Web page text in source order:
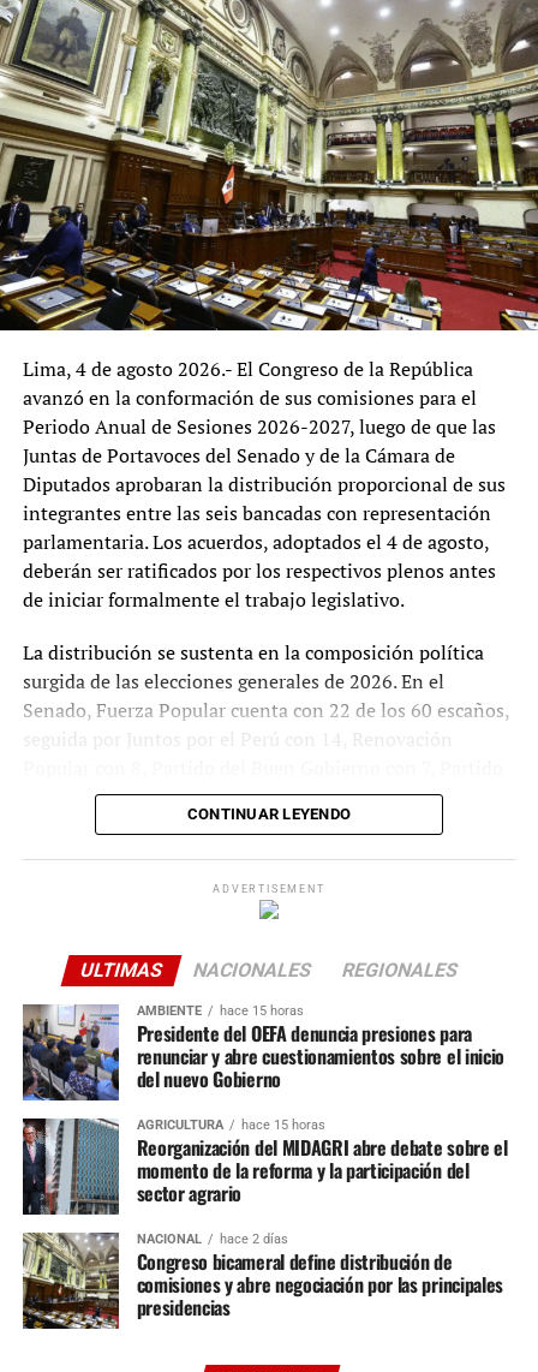
Diversos especialistas señalan que la participación de
productores de la agricultura familiar, agricultores,
organizaciones agrarias, juntas de usuarios de riego,
cooperativas, agroexportadores, trabajadores agrarios,
comerciantes y empresas de la cadena agroalimentaria
podría enriquecer el diagnóstico, al incorporar la
experiencia de quienes interactúan de manera
permanente con los servicios que brinda el ministerio.
La reorganización del MIDAGRI representa una
adecuarla a los desafíos del desarrollo agrario. El
principal reto será que las reformas logren combinar
eficiencia administrativa, alineamiento con las políticas
nacionales y una amplia participación de los actores del
sector, con el propósito de consolidar una institución
orientada a responder de manera más efectiva a las
necesidades del agro peruano.
Lima, 4 de agosto 2026.- El Congreso de la República
avanzó en la conformación de sus comisiones para el
Periodo Anual de Sesiones 2026-2027, luego de que las
Juntas de Portavoces del Senado y de la Cámara de
Diputados aprobaran la distribución proporcional de sus
integrantes entre las seis bancadas con representación
parlamentaria. Los acuerdos, adoptados el 4 de agosto,
deberán ser ratificados por los respectivos plenos antes
de iniciar formalmente el trabajo legislativo.
La distribución se sustenta en la composición política
surgida de las elecciones generales de 2026. En el
Senado, Fuerza Popular cuenta con 22 de los 60 escaños,
seguida por Juntos por el Perú con 14, Renovación
Cívico Obras con 5 y Ahora Nación con 4. En la Cámara
de Diputados, Fuerza Popular posee 41 de los 130
curules, Juntos por el Perú 32, Partido del Buen Gobierno
18, Renovación Popular 15, Partido Cívico Obras 14 y
Ahora Nación 10. Ninguna bancada alcanza mayoría
negociaciones y alianzas entre grupos parlamentarios.
El Senado estará conformado por siete comisiones
ordinarias, cada una integrada por 12 miembros con una
distribución fija: cuatro representantes de Fuerza
Popular, tres de Juntos por el Perú, dos de Renovación
Popular y un representante de cada una de las otras tres
bancadas. Entre ellas destacan Constitución, Reglamento
y Relaciones Exteriores; Economía, Medio Ambiente y
Defensa del Consumidor; Justicia y Derechos Humanos; y
Salud, Educación, Cultura, Mujer y Desarrollo Social y
Digital.
En la Cámara de Diputados se instalarán 16 comisiones
ordinarias. Siete tendrán 26 integrantes, entre ellas
CONTINUAR LEYENDO
ADVERTISEMENT
ULTIMAS NACIONALES REGIONALES
AMBIENTE hace 15 horas
Presidente del OEFA denuncia presiones para
renunciar y abre cuestionamientos sobre el inicio
del nuevo Gobierno
AGRICULTURA hace 15 horas
Reorganización del MIDAGRI abre debate sobre el
momento de la reforma y la participación del
sector agrario
NACIONAL hace 2 días
Congreso bicameral define distribución de
comisiones y abre negociación por las principales
presidencias